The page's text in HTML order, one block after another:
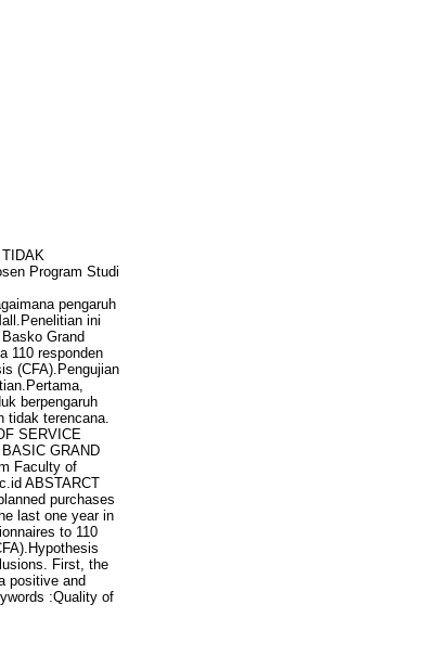
Program Studi
pengaruh
ini
Grand
110 responden
(CFA).Pengujian
berpengaruh
tidak terencana.
SERVICE
GRAND
Faculty of
ABSTARCT
purchases
last one year in
to 110
First, the
positive and
:Quality of